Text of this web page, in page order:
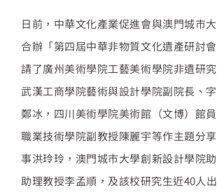
日前，中華文化產業促進會與澳門城市
合辦「第四屆中華非物質文化遺產研討
請了廣州美術學院工藝美術學院非遺研
武漢工商學院藝術與設計學院副院長、
鄭冰，四川美術學院美術館（文博）館
職業技術學院副教授陳麗宇等作主題分
事洪玲玲，澳門城市大學創新設計學院
助理教授李孟順，及該校研究生近40人